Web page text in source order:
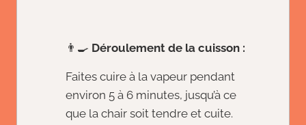
👨‍🍳 Déroulement de la cuisson :
Faites cuire à la vapeur pendant
environ 5 à 6 minutes, jusqu’à ce
que la chair soit tendre et cuite.